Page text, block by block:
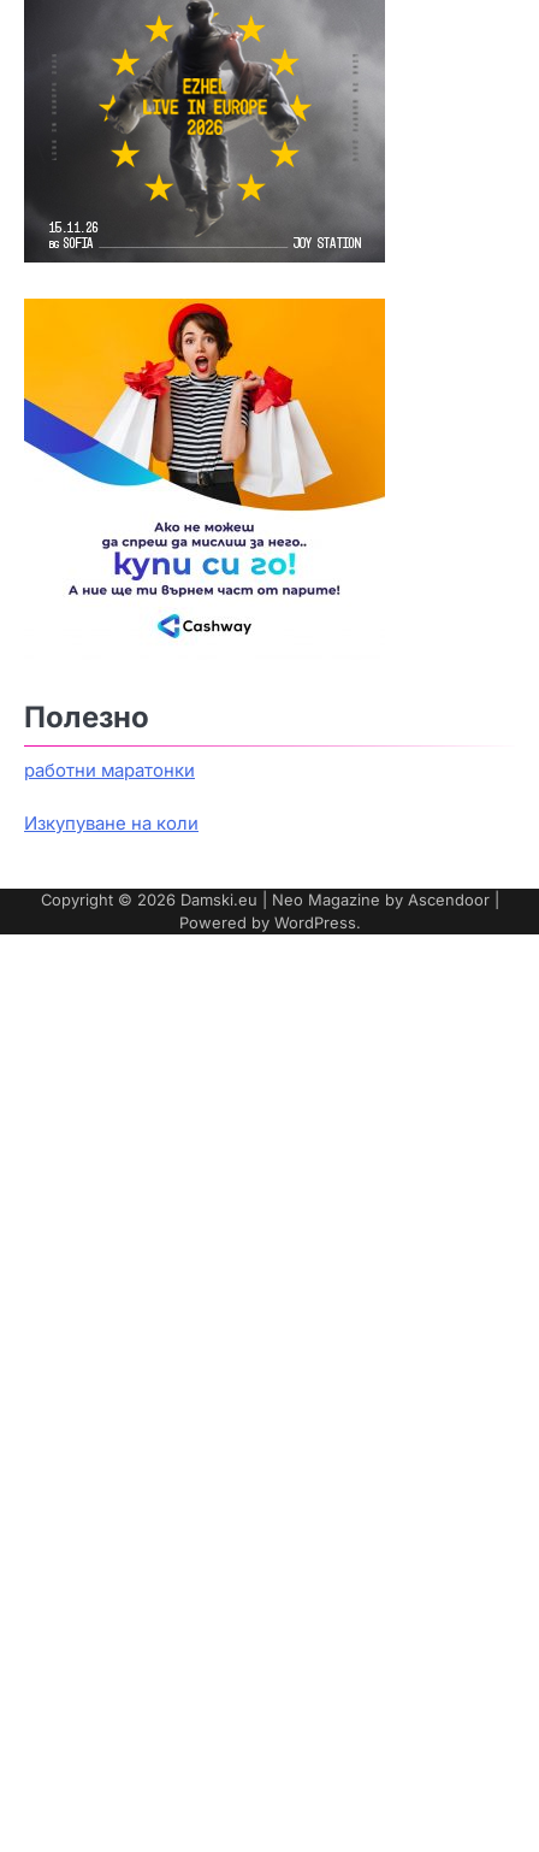
Полезно
работни маратонки
Изкупуване на коли
Copyright © 2026 Damski.eu | Neo Magazine by Ascendoor|
Powered by WordPress.